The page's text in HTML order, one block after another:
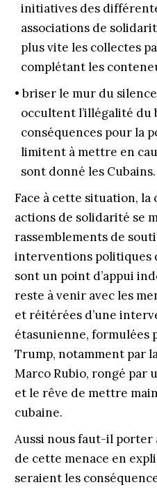
initiatives des
associations de
plus vite les collectes
complétant les
• briser le mur du
occultent l’illégalité du
conséquences pour la
limitent à mettre en
sont donné les Cubains.
Face à cette situation,
actions de solidarité se
rassemblements de
interventions politiques
sont un point d’appui
reste à venir avec les
et réitérées d’une
étasunienne, formulées
Trump, notamment par
Marco Rubio, rongé par
et le rêve de mettre
cubaine.
Aussi nous faut-il porter
de cette menace en
seraient les